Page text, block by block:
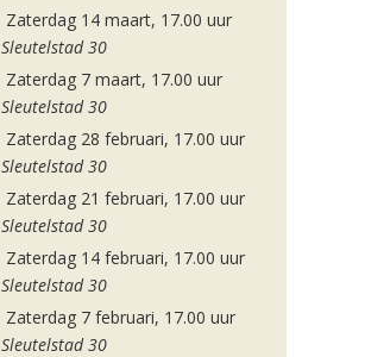
Zaterdag 14 maart, 17.00 uur
Sleutelstad 30
Zaterdag 7 maart, 17.00 uur
Sleutelstad 30
Zaterdag 28 februari, 17.00 uur
Sleutelstad 30
Zaterdag 21 februari, 17.00 uur
Sleutelstad 30
Zaterdag 14 februari, 17.00 uur
Sleutelstad 30
Zaterdag 7 februari, 17.00 uur
Sleutelstad 30